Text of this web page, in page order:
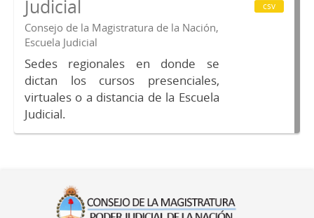
Judicial
Consejo de la Magistratura de la Nación,
Escuela Judicial
Sedes regionales en donde se
dictan los cursos presenciales,
virtuales o a distancia de la Escuela
Judicial.
csv